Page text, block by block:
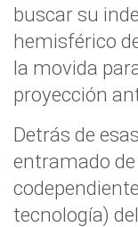
buscar su
hemisférico
la movida
proyección
Detrás de
entramado
tecnología)